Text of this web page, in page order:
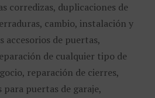
corredizas, duplicaciones de
cambio, instalación y
accesorios de puertas,
de cualquier tipo de
reparación de cierres,
puertas de garaje,